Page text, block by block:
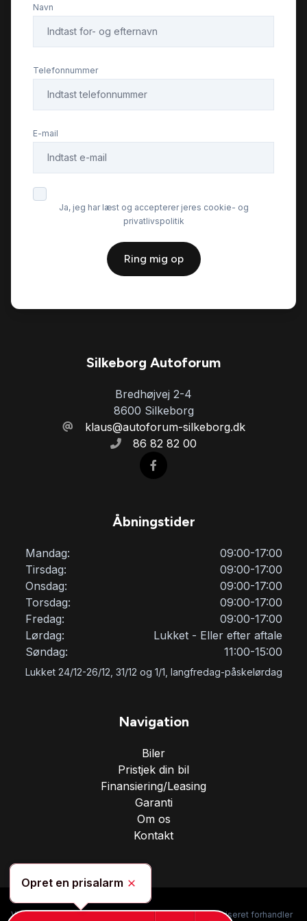
LED kørelys
Navigation
Parkeringssensor bagved
Parkeringssensor foran
Skiltegenkendelse
Tonede ruder
Trådløs mobilopladning
USB tilslutning
Navn
Telefonnummer
E-mail
Ja, jeg har læst og accepterer jeres cookie- og
privatlivspolitik
Ring mig op
Silkeborg Autoforum
Bredhøjvej 2-4
8600 Silkeborg
klaus@autoforum-silkeborg.dk
86 82 82 00
Åbningstider
Mandag:
09:00-17:00
Tirsdag:
09:00-17:00
Onsdag:
09:00-17:00
Torsdag:
09:00-17:00
Fredag:
09:00-17:00
Lørdag:
Lukket - Eller efter aftale
Søndag:
11:00-15:00
Lukket 24/12-26/12, 31/12 og 1/1, langfredag-påskelørdag
Navigation
Biler
Pristjek din bil
Finansiering/Leasing
Garanti
Om os
Kontakt
Vi er specialiseret i salg af kvalitetsbiler, og en uautoriseret forhandler
Opret en prisalarm
Skjul